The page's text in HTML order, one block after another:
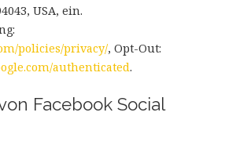
USA, ein.
policies/privacy/, Opt-Out:
authenticated.
Facebook Social